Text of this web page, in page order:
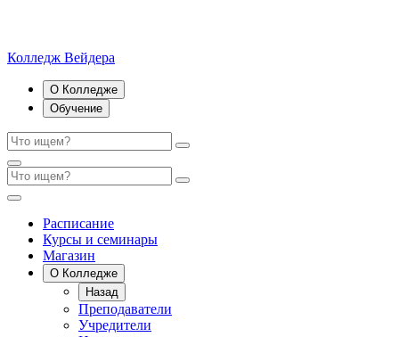
Колледж Вейдера
О Колледже
Обучение
Расписание
Курсы и семинары
Магазин
О Колледже
Назад
Преподаватели
Учредители